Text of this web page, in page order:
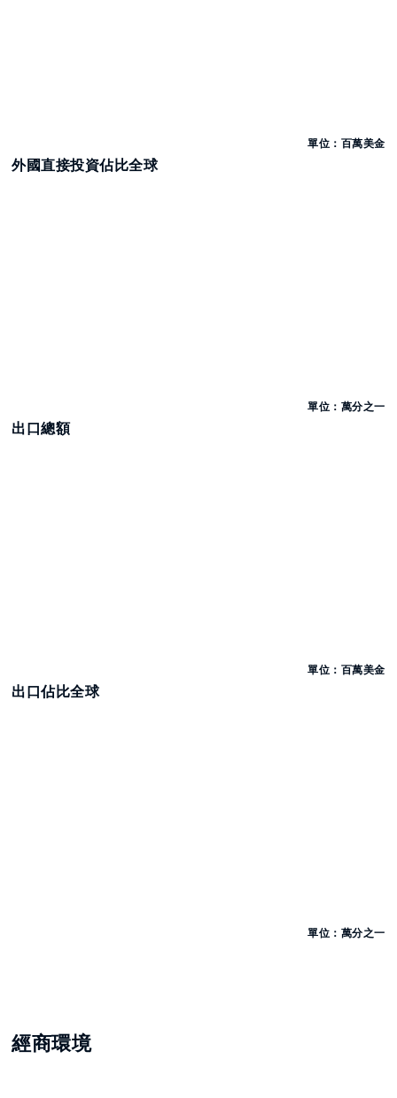
單位：百萬美金
外國直接投資佔比全球
單位：萬分之一
出口總額
單位：百萬美金
出口佔比全球
單位：萬分之一
經商環境